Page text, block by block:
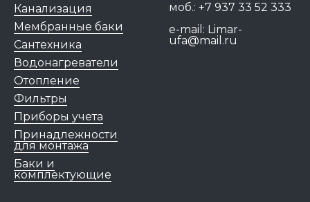
Канализация
Мембранные баки
Сантехника
Водонагреватели
Отопление
Фильтры
Приборы учета
Принадлежности
для монтажа
Баки и
комплектующие
моб.: +7 937 33 52 333
e-mail: Limar-
ufa@mail.ru